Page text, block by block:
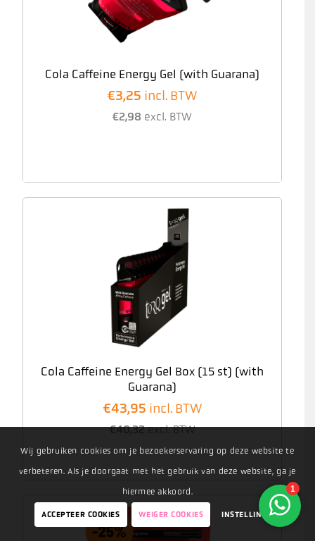
Cola Caffeine Energy Gel (with Guarana)
€3,25 incl. BTW
€2,98 excl. BTW
Cola Caffeine Energy Gel Box (15 st) (with
Guarana)
€43,95 incl. BTW
€40,32excl. BTW
Wij gebruiken cookies om je bezoekerservaring op deze website te
verbeteren. Als je doorgaat met het gebruik van deze website, ga je
hiermee akkoord.
ACCEPTEER COOKIES WEIGER COOKIES INSTELLINGEN
INTRODUCING
TORQ 1:1 PROTO
Onze nieuwe koolhydraatformule met een
verhouding van 1:1 tussen maltodextrine en
fructose, waarmee je 120+ gram koolhydraten
per uur kunt innemen!
kennismakingskorting.
*Kortingscode is eenmalig te gebruiken,
alleen geldig voor 1:1 Proto Products tot 31.08.2026
Ontdek nu!